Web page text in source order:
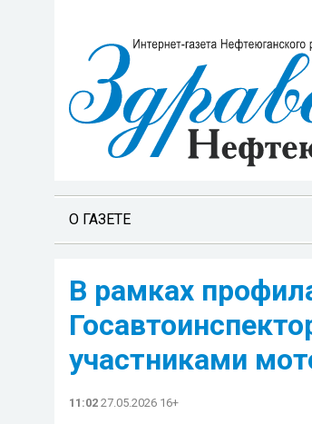
О ГАЗЕТЕ
В рамках
участниками
11:02 27.05.2026 16+